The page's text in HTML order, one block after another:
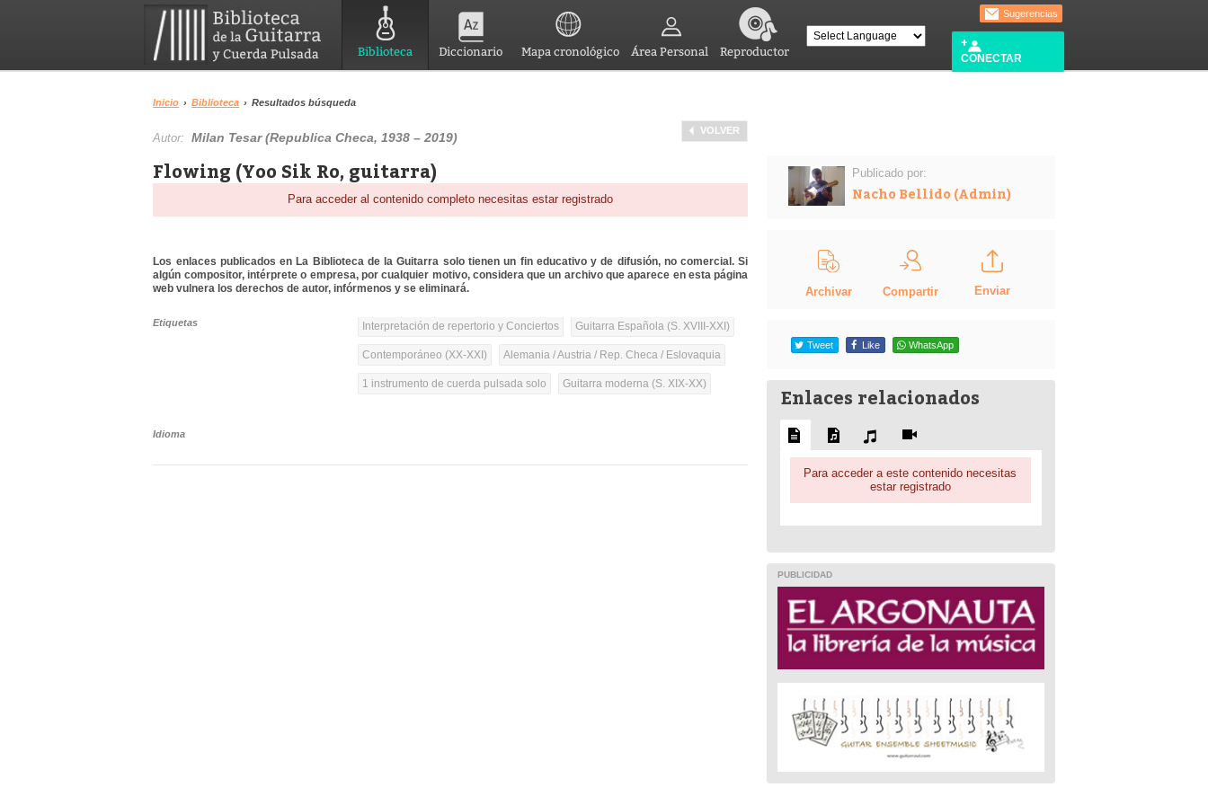
Biblioteca Diccionario Mapa cronológico Área Personal Reproductor
Sugerencias
CONECTAR
Inicio › Biblioteca › Resultados búsqueda
VOLVER
Autor:Milan Tesar (Republica Checa, 1938 – 2019)
Flowing (Yoo Sik Ro, guitarra)
Para acceder al contenido completo necesitas estar registrado
Los enlaces publicados en La Biblioteca de la Guitarra solo tienen un fin educativo y de difusión, no comercial. Si
algún compositor, intérprete o empresa, por cualquier motivo, considera que un archivo que aparece en esta página
web vulnera los derechos de autor, infórmenos y se eliminará.
Etiquetas Interpretación de repertorio y Conciertos Guitarra Española (S. XVIII-XXI)
Contemporáneo (XX-XXI) Alemania / Austria / Rep. Checa / Eslovaquia
1 instrumento de cuerda pulsada solo Guitarra moderna (S. XIX-XX)
Idioma
Publicado por:
Nacho Bellido (Admin)
Archivar Compartir Enviar
Tweet Like WhatsApp
Enlaces relacionados
Para acceder a este contenido necesitas
estar registrado
PUBLICIDAD